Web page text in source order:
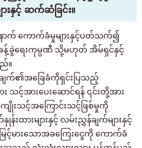
ျားနှင့် ဆက်ဆံခြင်း။
ောက် ကောက်ခံမှုများနှင့်ပတ်သက်၍
မံခန့်ခွဲရေးကုမ္ပဏီ သို့မဟုတ် အိမ်ရှင်နှင့်
။
ချက်၏အခြေခံကိုရှင်းပြသည့်
သင့်အားပေးဆောင်ရန် ၎င်းတို့အား
ျိုးသင့်အကြောင်းသင့်ဖြစ်မှုကို
းထားများနှင့် လမ်းညွှန်ချက်များနှင့်
င့်မားသောအခကြေးငွေကို ကောက်ခံ